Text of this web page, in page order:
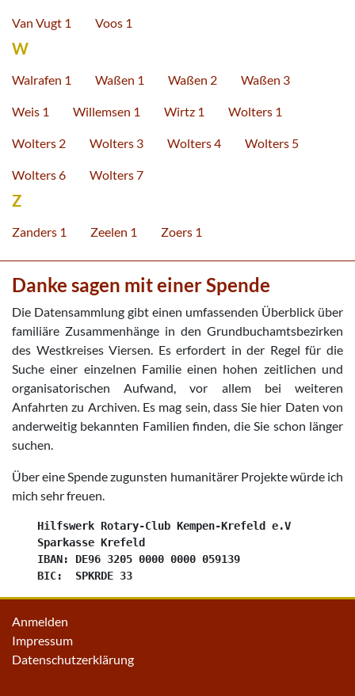
Van Vugt 1 Voos 1
W
Walrafen 1 Waßen 1 Waßen 2 Waßen 3
Weis 1 Willemsen 1 Wirtz 1 Wolters 1
Wolters 2 Wolters 3 Wolters 4 Wolters 5
Wolters 6 Wolters 7
Z
Zanders 1 Zeelen 1 Zoers 1
Danke sagen mit einer Spende
Die Datensammlung gibt einen umfassenden Überblick über
familiäre Zusammenhänge in den Grundbuchamtsbezirken
des Westkreises Viersen. Es erfordert in der Regel für die
Suche einer einzelnen Familie einen hohen zeitlichen und
organisatorischen Aufwand, vor allem bei weiteren
Anfahrten zu Archiven. Es mag sein, dass Sie hier Daten von
anderweitig bekannten Familien finden, die Sie schon länger
suchen.
Über eine Spende zugunsten humanitärer Projekte würde ich
mich sehr freuen.
    Hilfswerk Rotary-Club Kempen-Krefeld e.V
    Sparkasse Krefeld
    IBAN: DE96 3205 0000 0000 059139
Anmelden
Impressum
Datenschutzerklärung